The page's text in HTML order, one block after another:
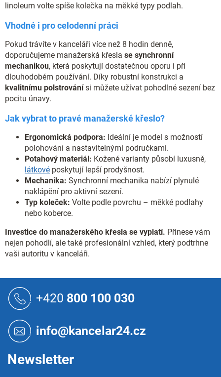
linoleum volte spíše kolečka na měkké typy podlah.
Vhodné i pro celodenní práci
Pokud trávíte v kanceláři více než 8 hodin denně,
doporučujeme manažerská křesla se synchronní
mechanikou, která poskytují dostatečnou oporu i při
dlouhodobém používání. Díky robustní konstrukci a
kvalitnímu polstrovánísi můžete užívat pohodlné sezení bez
pocitu únavy.
Jak vybrat to pravé manažerské křeslo?
Ergonomická podpora: Ideální je model s možností
polohování a nastavitelnými područkami.
Potahový materiál: Kožené varianty působí luxusně,
látkové poskytují lepší prodyšnost.
Mechanika: Synchronní mechanika nabízí plynulé
naklápění pro aktivní sezení.
Typ koleček: Volte podle povrchu – měkké podlahy
nebo koberce.
Investice do manažerského křesla se vyplatí. Přinese vám
nejen pohodlí, ale také profesionální vzhled, který podtrhne
vaši autoritu v kanceláři.
+420 800 100 030
info@kancelar24.cz
Newsletter